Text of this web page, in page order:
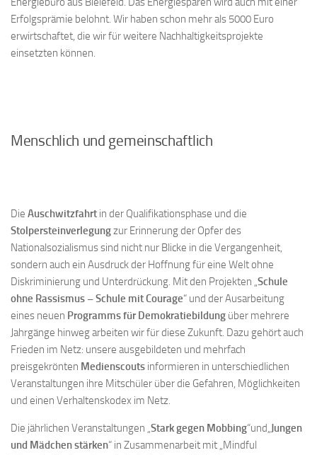
Erfolgsprämie belohnt. Wir haben schon mehr als 5000 Euro
erwirtschaftet, die wir für weitere Nachhaltigkeitsprojekte
einsetzten können.
Menschlich und gemeinschaftlich
Die Auschwitzfahrt in der Qualifikationsphase und die
Stolpersteinverlegungzur Erinnerung der Opfer des
Nationalsozialismus sind nicht nur Blicke in die Vergangenheit,
sondern auch ein Ausdruck der Hoffnung für eine Welt ohne
Diskriminierung und Unterdrückung. Mit den Projekten „Schule
ohne Rassismus – Schule mit Courage“ und der Ausarbeitung
eines neuen Programms für Demokratiebildung über mehrere
Jahrgänge hinweg arbeiten wir für diese Zukunft. Dazu gehört auch
Frieden im Netz: unsere ausgebildeten und mehrfach
preisgekrönten Medienscouts informieren in unterschiedlichen
Veranstaltungen ihre Mitschüler über die Gefahren, Möglichkeiten
und einen Verhaltenskodex im Netz.
Die jährlichen Veranstaltungen „Stark gegen Mobbing“und„Jungen
und Mädchen stärken“ in Zusammenarbeit mit „Mindful